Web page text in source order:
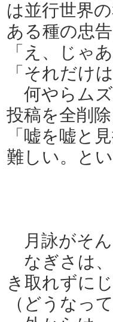
は並行世界
ある種の忠
「え、じゃ
「それだけ
何やらムズ
投稿を全削
「嘘を嘘と
難しい。と
月詠がそん
なぎさは、
き取れずに
（どうなっ